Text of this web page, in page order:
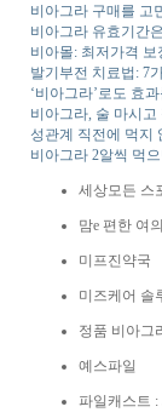
비아그라 구매를 고
비아그라 유효기간
비아몰: 최저가격
발기부전 치료법: 7
‘비아그라’로도 효
비아그라, 술 마시
성관계 직전에 먹지
비아그라 2알씩 먹으
세상모든 스
맘e 편한 여
미프진약국
미즈케어 솔
정품 비아그
예스파일
파일캐스트 :